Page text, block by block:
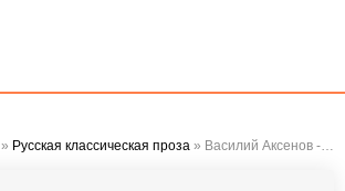
» Русская классическая проза » Василий Аксенов - Звездный билет (сборник)